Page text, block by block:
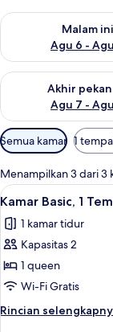
Malam ini
Agu 6 -
Periksa
Akhir
Agu 7 -
Periksa
Filter
tersedia
untuk
kamar
Semua kamar 1
Menampilkan 3 dari 3
Lihat
semua
foto
untuk
Kamar
Basic,
1
Tempat
13
Kamar Basic, 1
1 kamar tidur
Kapasitas 2
1 queen
Wi-Fi Gratis
Rincian
Rincian